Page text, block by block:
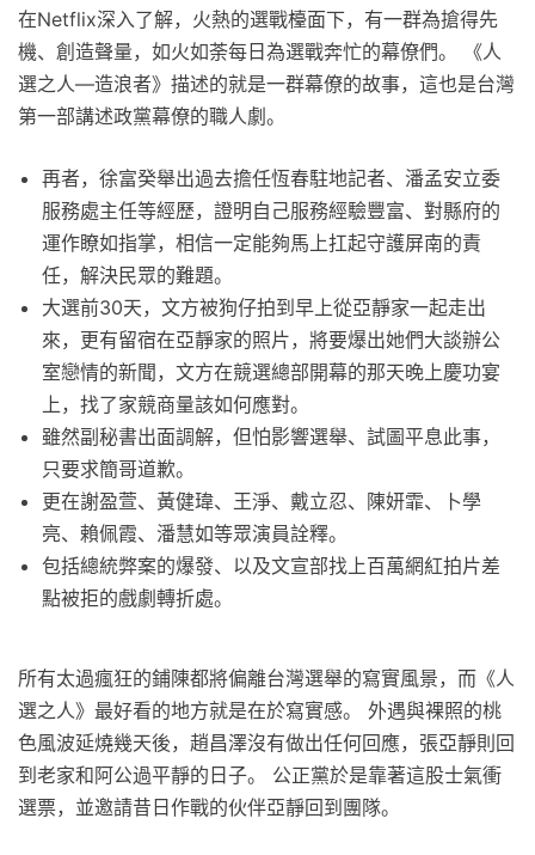
在Netflix深入了解，火熱的選戰檯面下，有一群為搶得先
機、創造聲量，如火如荼每日為選戰奔忙的幕僚們。 《人
選之人—造浪者》描述的就是一群幕僚的故事，這也是台灣
第一部講述政黨幕僚的職人劇。
再者，徐富癸舉出過去擔任恆春駐地記者、潘孟安立委
服務處主任等經歷，證明自己服務經驗豐富、對縣府的
運作瞭如指掌，相信一定能夠馬上扛起守護屏南的責
任，解決民眾的難題。
大選前30天，文方被狗仔拍到早上從亞靜家一起走出
來，更有留宿在亞靜家的照片，將要爆出她們大談辦公
室戀情的新聞，文方在競選總部開幕的那天晚上慶功宴
上，找了家競商量該如何應對。
雖然副秘書出面調解，但怕影響選舉、試圖平息此事，
只要求簡哥道歉。
更在謝盈萱、黃健瑋、王淨、戴立忍、陳妍霏、卜學
亮、賴佩霞、潘慧如等眾演員詮釋。
包括總統弊案的爆發、以及文宣部找上百萬網紅拍片差
點被拒的戲劇轉折處。
所有太過瘋狂的鋪陳都將偏離台灣選舉的寫實風景，而《人
選之人》最好看的地方就是在於寫實感。 外遇與裸照的桃
色風波延燒幾天後，趙昌澤沒有做出任何回應，張亞靜則回
到老家和阿公過平靜的日子。 公正黨於是靠著這股士氣衝
選票，並邀請昔日作戰的伙伴亞靜回到團隊。